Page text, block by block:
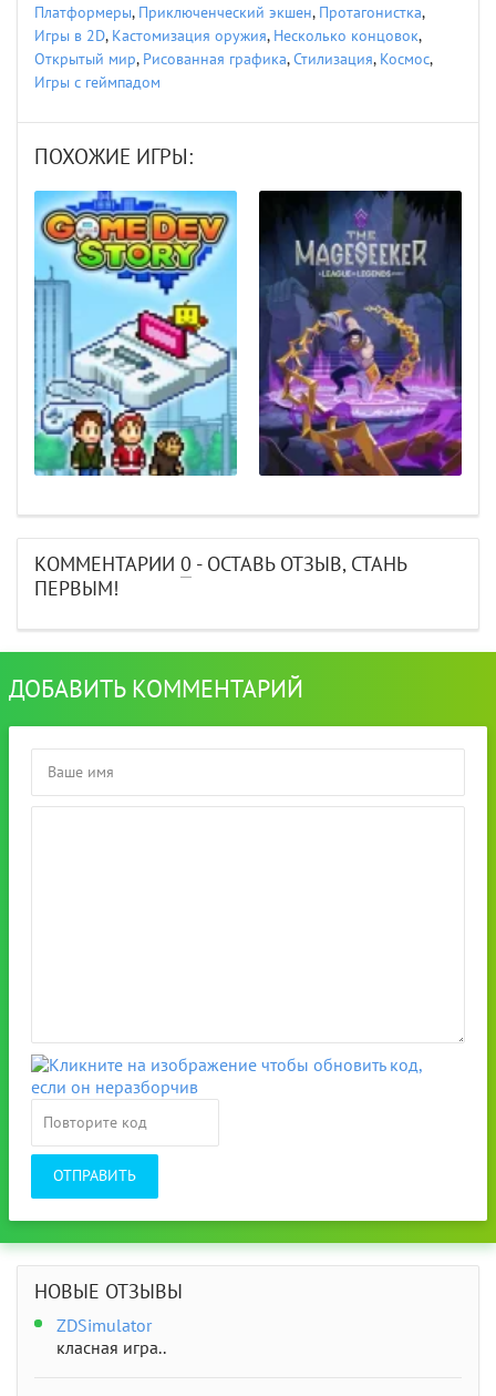
Платформеры, Приключенческий экшен, Протагонистка,
Игры в 2D, Кастомизация оружия, Несколько концовок,
Открытый мир, Рисованная графика,Стилизация, Космос,
Игры с геймпадом
ПОХОЖИЕ ИГРЫ:
КОММЕНТАРИИ 0 - ОСТАВЬ ОТЗЫВ, СТАНЬ
ПЕРВЫМ!
ДОБАВИТЬ КОММЕНТАРИЙ
ОТПРАВИТЬ
НОВЫЕ ОТЗЫВЫ
ZDSimulator
класная игра..